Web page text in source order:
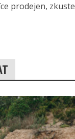
prodejen, zkuste